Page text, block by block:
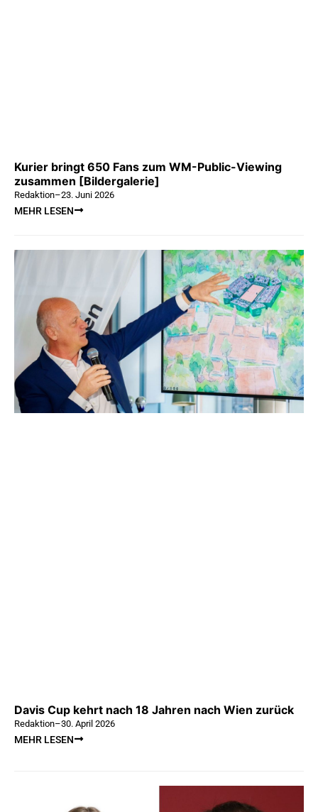
Kurier bringt 650 Fans zum WM-Public-Viewing
zusammen [Bildergalerie]
Redaktion–23. Juni 2026
MEHR LESEN
Davis Cup kehrt nach 18 Jahren nach Wien zurück
Redaktion–30. April 2026
MEHR LESEN